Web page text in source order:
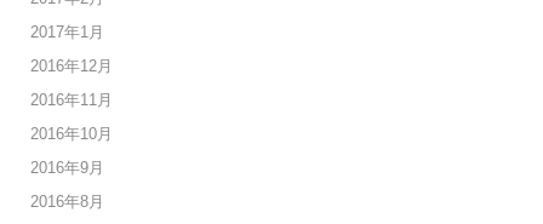
2017年1月
2016年12月
2016年11月
2016年10月
2016年9月
2016年8月